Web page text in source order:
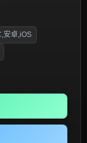
安卓,iOS